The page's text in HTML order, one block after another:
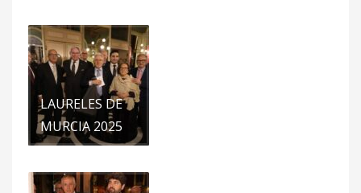
LAURELES DE
MURCIA 2025